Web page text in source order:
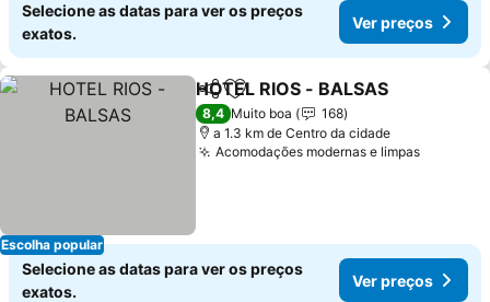
Selecione as datas para ver os preços
exatos.
Ver preços
Escolha popular
PartilharAdicionar aos favoritos
HOTEL RIOS - BALSAS
8,4 Muito boa
168
a 1.3 km de Centro da cidade
Acomodações modernas e limpas
Selecione as datas para ver os preços
exatos.
Ver preços